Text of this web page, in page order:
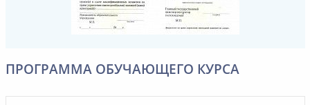
ПРОГРАММА ОБУЧАЮЩЕГО КУРСА